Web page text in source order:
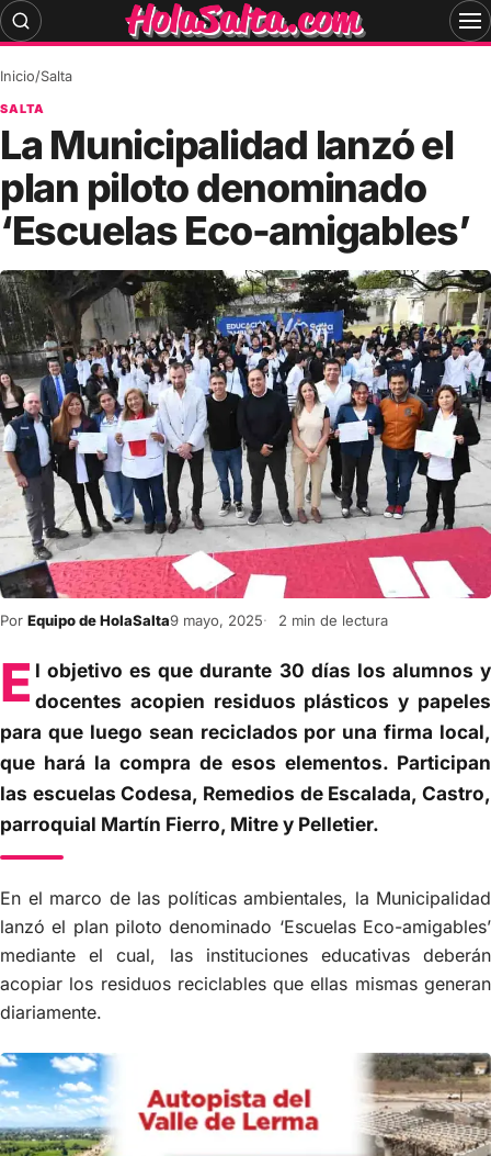
Skip
to
Inicio/Salta
SALTA
La Municipalidad lanzó el
plan piloto denominado
‘Escuelas Eco-amigables’
Por Equipo de HolaSalta9 mayo, 2025 2 min de lectura
E l objetivo es que durante 30 días los alumnos y
docentes acopien residuos plásticos y papeles
para que luego sean reciclados por una firma local,
que hará la compra de esos elementos. Participan
las escuelas Codesa, Remedios de Escalada, Castro,
parroquial Martín Fierro, Mitre y Pelletier.
En el marco de las políticas ambientales, la Municipalidad
lanzó el plan piloto denominado ‘Escuelas Eco-amigables’
mediante el cual, las instituciones educativas deberán
acopiar los residuos reciclables que ellas mismas generan
diariamente.